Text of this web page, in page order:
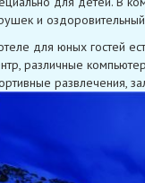
и
для юных гостей
различные
развлечения,